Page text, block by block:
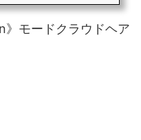
》モードクラウドヘア